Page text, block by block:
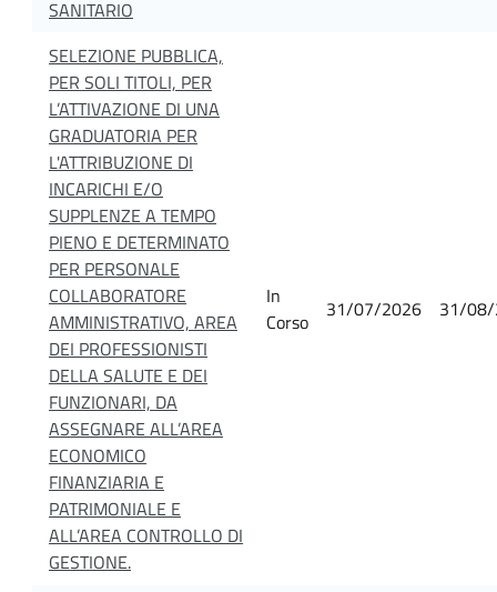
SANITARIO
SELEZIONE PUBBLICA,
PER SOLI TITOLI, PER
L’ATTIVAZIONE DI UNA
GRADUATORIA PER
L'ATTRIBUZIONE DI
INCARICHI E/O
SUPPLENZE A TEMPO
PIENO E DETERMINATO
PER PERSONALE
COLLABORATORE
AMMINISTRATIVO, AREA
DEI PROFESSIONISTI
DELLA SALUTE E DEI
FUNZIONARI, DA
ASSEGNARE ALL’AREA
ECONOMICO
FINANZIARIA E
PATRIMONIALE E
ALL’AREA CONTROLLO DI
GESTIONE.
In
Corso
31/07/2026 31/